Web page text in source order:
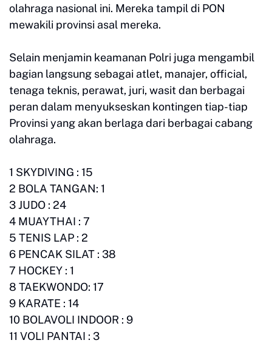
olahraga nasional ini. Mereka tampil di PON
mewakili provinsi asal mereka.
Selain menjamin keamanan Polri juga mengambil
bagian langsung sebagai atlet, manajer, official,
tenaga teknis, perawat, juri, wasit dan berbagai
peran dalam menyukseskan kontingen tiap-tiap
Provinsi yang akan berlaga dari berbagai cabang
olahraga.
1 SKYDIVING : 15
2 BOLA TANGAN: 1
3 JUDO : 24
4 MUAYTHAI : 7
5 TENIS LAP : 2
6 PENCAK SILAT : 38
7 HOCKEY : 1
8 TAEKWONDO: 17
9 KARATE : 14
10 BOLAVOLI INDOOR : 9
11 VOLI PANTAI : 3